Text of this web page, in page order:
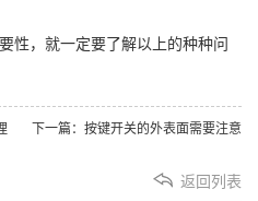
性，就一定要了解以上的种种问
下一篇：按键开关的外表面需要注意
返回列表